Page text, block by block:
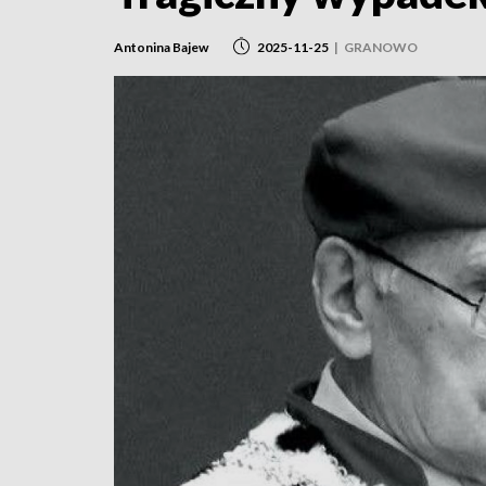
Antonina Bajew 2025-11-25 | GRANOWO